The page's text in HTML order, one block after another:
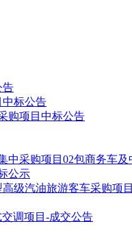
告
中标公告
购项目中标公告
采购项目02包商务车
公示
级汽油旅游客车采购项
调项目-成交公告